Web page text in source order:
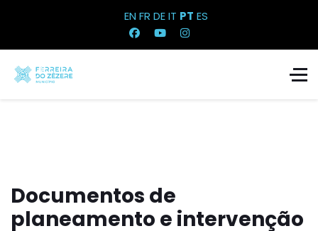
EN FR DEIT PT ES
Documentos de
planeamento e intervenção